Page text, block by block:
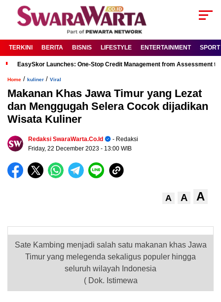
TERKINI BERITA BISNIS LIFESTYLE ENTERTAINMENT SPORT
EasySkor Launches: One-Stop Credit Management from Assessment
Home / kuliner / Viral
Makanan Khas Jawa Timur yang Lezat
dan Menggugah Selera Cocok dijadikan
Wisata Kuliner
Redaksi SwaraWarta.co.id
- Redaksi
Friday, 22 December 2023 - 13:00 WIB
A A A
Sate Kambing menjadi salah satu makanan khas Jawa
Timur yang melegenda sekaligus populer hingga
seluruh wilayah Indonesia
( Dok. Istimewa